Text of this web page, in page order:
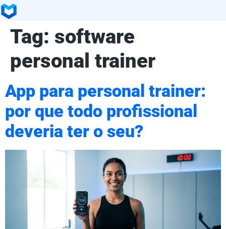
Tag: software
personal trainer
App para personal trainer:
por que todo profissional
deveria ter o seu?